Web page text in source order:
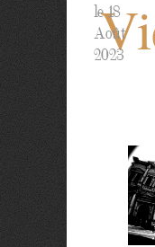
le 18
Août
2023